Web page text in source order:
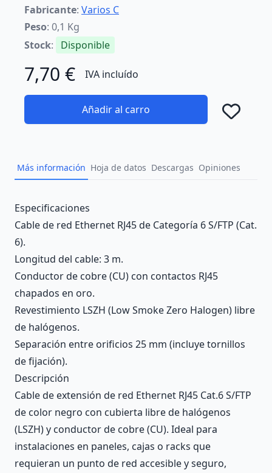
Fabricante: Varios C
Peso: 0,1 Kg
Stock: Disponible
7,70 € IVA incluído
Añadir al carro
Más información Hoja de datos Descargas Opiniones
Description
Especificaciones
Cable de red Ethernet RJ45 de Categoría 6 S/FTP (Cat.
6).
Longitud del cable: 3 m.
Conductor de cobre (CU) con contactos RJ45
chapados en oro.
Revestimiento LSZH (Low Smoke Zero Halogen) libre
de halógenos.
Separación entre orificios 25 mm (incluye tornillos
de fijación).
Descripción
Cable de extensión de red Ethernet RJ45 Cat.6 S/FTP
de color negro con cubierta libre de halógenos
(LSZH) y conductor de cobre (CU). Ideal para
instalaciones en paneles, cajas o racks que
requieran un punto de red accesible y seguro,